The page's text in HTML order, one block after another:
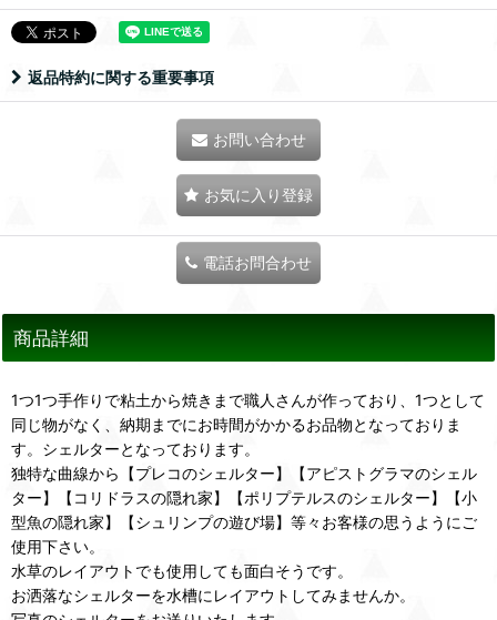
返品特約に関する重要事項
お問い合わせ
お気に入り登録
電話お問合わせ
商品詳細
1つ1つ手作りで粘土から焼きまで職人さんが作っており、1つとして
同じ物がなく、納期までにお時間がかかるお品物となっておりま
す。シェルターとなっております。
独特な曲線から【プレコのシェルター】【アピストグラマのシェル
ター】【コリドラスの隠れ家】【ポリプテルスのシェルター】【小
型魚の隠れ家】【シュリンプの遊び場】等々お客様の思うようにご
使用下さい。
水草のレイアウトでも使用しても面白そうです。
お洒落なシェルターを水槽にレイアウトしてみませんか。